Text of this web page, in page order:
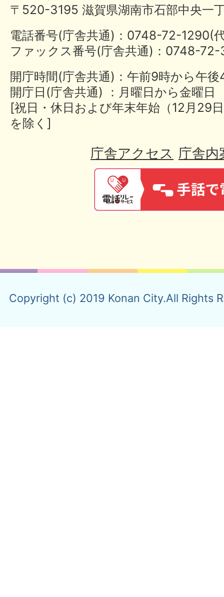
〒520-3195 滋賀県湖南市石部中央一
電話番号(庁舎共通)：0748-72-
ファックス番号(庁舎共通)：0748-
開庁時間(庁舎共通)：午前9時から午
開庁日(庁舎共通) ：月曜日から金曜日
[祝日・休日および年末年始（12月29
を除く]
庁舎アクセス 庁舎内
Copyright (c) 2019 Konan City.All Rights